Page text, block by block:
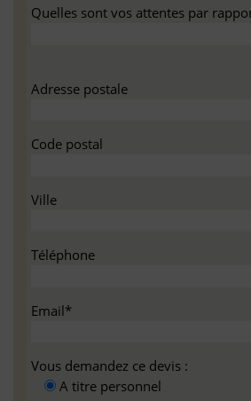
Quelles sont vos attentes par
Adresse postale
Code postal
Ville
Téléphone
Email*
Vous demandez ce devis :
A titre personnel